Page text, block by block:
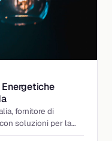
Energetiche
fornitore di
soluzioni per la
s